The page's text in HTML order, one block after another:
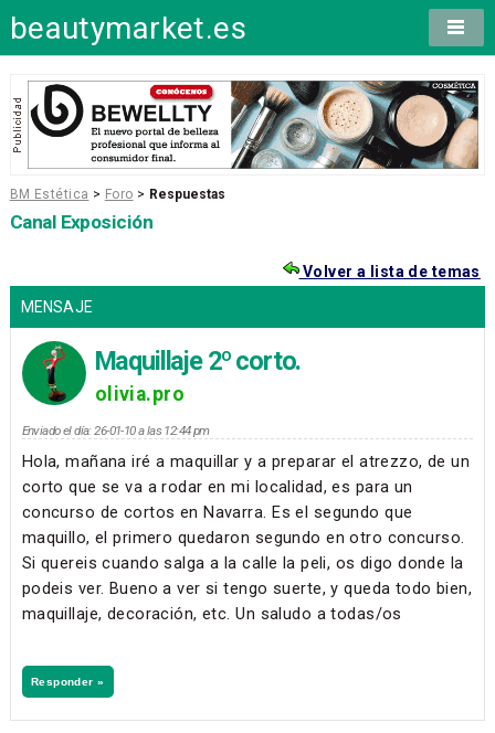
beautymarket.es
BM Estética > Foro > Respuestas
Canal Exposición
Volver a lista de temas
MENSAJE
Maquillaje 2º corto.
olivia.pro
Enviado el día: 26-01-10 a las 12:44 pm
Hola, mañana iré a maquillar y a preparar el atrezzo, de un
corto que se va a rodar en mi localidad, es para un
concurso de cortos en Navarra. Es el segundo que
maquillo, el primero quedaron segundo en otro concurso.
Si quereis cuando salga a la calle la peli, os digo donde la
podeis ver. Bueno a ver si tengo suerte, y queda todo bien,
maquillaje, decoración, etc. Un saludo a todas/os
Responder »